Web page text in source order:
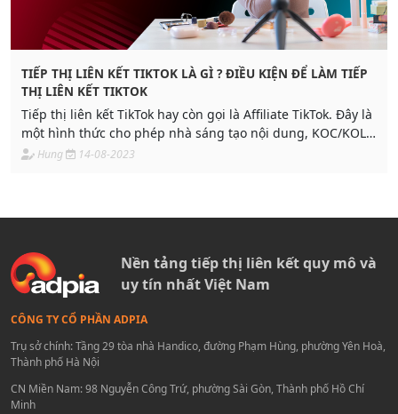
TIẾP THỊ LIÊN KẾT TIKTOK LÀ GÌ ? ĐIỀU KIỆN ĐỂ LÀM TIẾP
THỊ LIÊN KẾT TIKTOK
Tiếp thị liên kết TikTok hay còn gọi là Affiliate TikTok. Đây là
một hình thức cho phép nhà sáng tạo nội dung, KOC/KOL
hay thậm chí là Influencer kiếm tiền từ việc quảng bá, giới
Hung 14-08-2023
Nền tảng tiếp thị liên kết quy mô và
uy tín nhất Việt Nam
CÔNG TY CỔ PHẦN ADPIA
Trụ sở chính: Tầng 29 tòa nhà Handico, đường Phạm Hùng, phường Yên Hoà,
Thành phố Hà Nội
CN Miền Nam: 98 Nguyễn Công Trứ, phường Sài Gòn, Thành phố Hồ Chí
Minh